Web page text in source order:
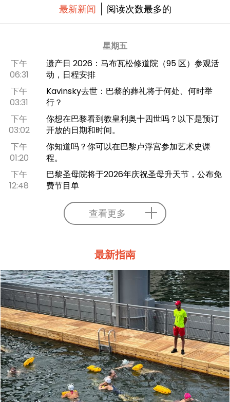
最新新闻 阅读次数最多的
星期五
下午
06:31
遗产日 2026：马布瓦松修道院（95 区）参观活
动，日程安排
下午
03:31
Kavinsky去世：巴黎的葬礼将于何处、何时举
行？
下午
03:02
你想在巴黎看到教皇利奥十四世吗？以下是预订
开放的日期和时间。
下午
01:20
你知道吗？你可以在巴黎卢浮宫参加艺术史课
程。
下午
12:48
巴黎圣母院将于2026年庆祝圣母升天节，公布免
费节目单
查看更多
最新指南